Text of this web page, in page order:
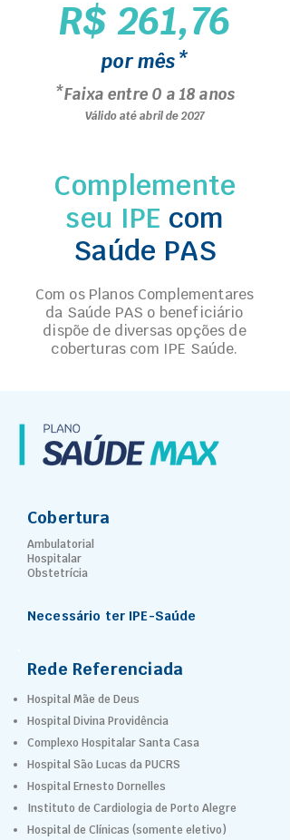
R$ 261,76
por mês*
*Faixa entre 0 a 18 anos
Válido até abril de 2027
Complemente
seu IPE com
Saúde PAS
Com os Planos Complementares
da Saúde PAS o beneficiário
dispõe de diversas opções de
coberturas com IPE Saúde.
Cobertura
Ambulatorial
Hospitalar
Obstetrícia
Necessário ter IPE-Saúde
Rede Referenciada
Hospital Mãe de Deus
Hospital Divina Providência
Complexo Hospitalar Santa Casa
Hospital São Lucas da PUCRS
Hospital Ernesto Dornelles
Instituto de Cardiologia de Porto Alegre
Hospital de Clínicas (somente eletivo)